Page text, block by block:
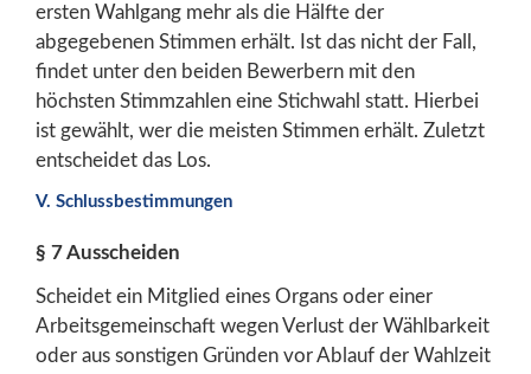
ersten Wahlgang mehr als die Hälfte der
abgegebenen Stimmen erhält. Ist das nicht der Fall,
findet unter den beiden Bewerbern mit den
höchsten Stimmzahlen eine Stichwahl statt. Hierbei
ist gewählt, wer die meisten Stimmen erhält. Zuletzt
entscheidet das Los.
V. Schlussbestimmungen
§ 7 Ausscheiden
Scheidet ein Mitglied eines Organs oder einer
Arbeitsgemeinschaft wegen Verlust der Wählbarkeit
oder aus sonstigen Gründen vor Ablauf der Wahlzeit